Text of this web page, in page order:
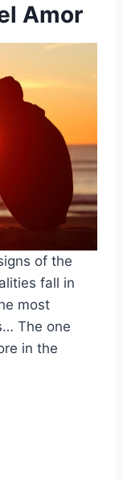
Amor
of the
fall in
most
The one
in the